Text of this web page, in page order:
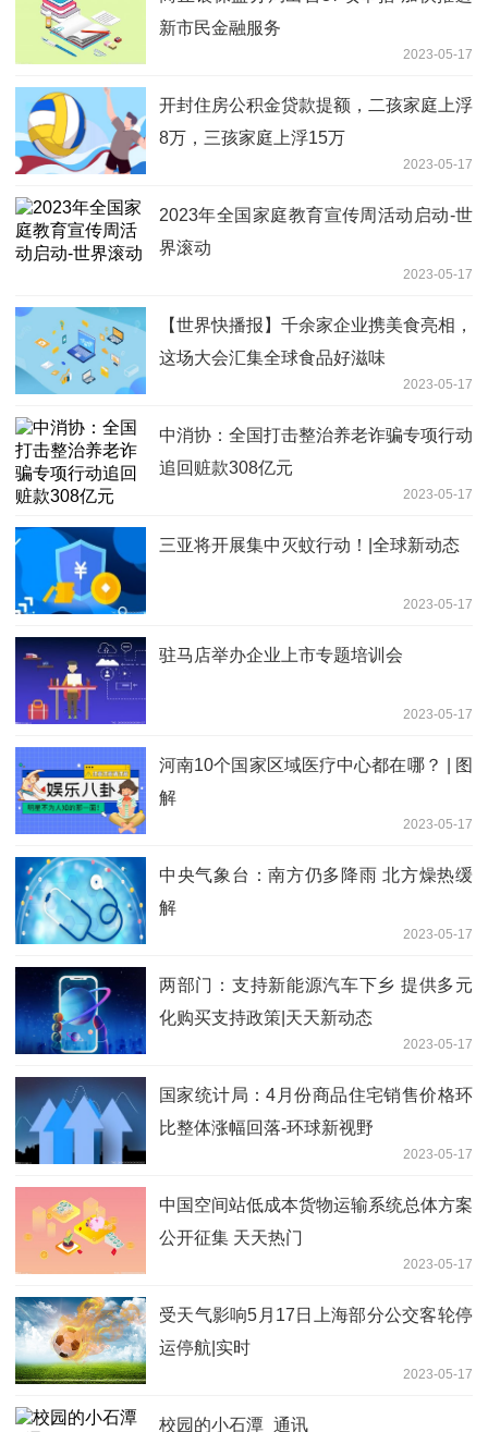
新市民金融服务
2023-05-17
开封住房公积金贷款提额，二孩家庭上浮
8万，三孩家庭上浮15万
2023-05-17
2023年全国家庭教育宣传周活动启动-世
界滚动
2023-05-17
【世界快播报】千余家企业携美食亮相，
这场大会汇集全球食品好滋味
2023-05-17
中消协：全国打击整治养老诈骗专项行动
追回赃款308亿元
2023-05-17
三亚将开展集中灭蚊行动！|全球新动态
2023-05-17
驻马店举办企业上市专题培训会
2023-05-17
河南10个国家区域医疗中心都在哪？ | 图
解
2023-05-17
中央气象台：南方仍多降雨 北方燥热缓
解
2023-05-17
两部门：支持新能源汽车下乡 提供多元
化购买支持政策|天天新动态
2023-05-17
国家统计局：4月份商品住宅销售价格环
比整体涨幅回落-环球新视野
2023-05-17
中国空间站低成本货物运输系统总体方案
公开征集 天天热门
2023-05-17
受天气影响5月17日上海部分公交客轮停
运停航|实时
2023-05-17
校园的小石潭_通讯